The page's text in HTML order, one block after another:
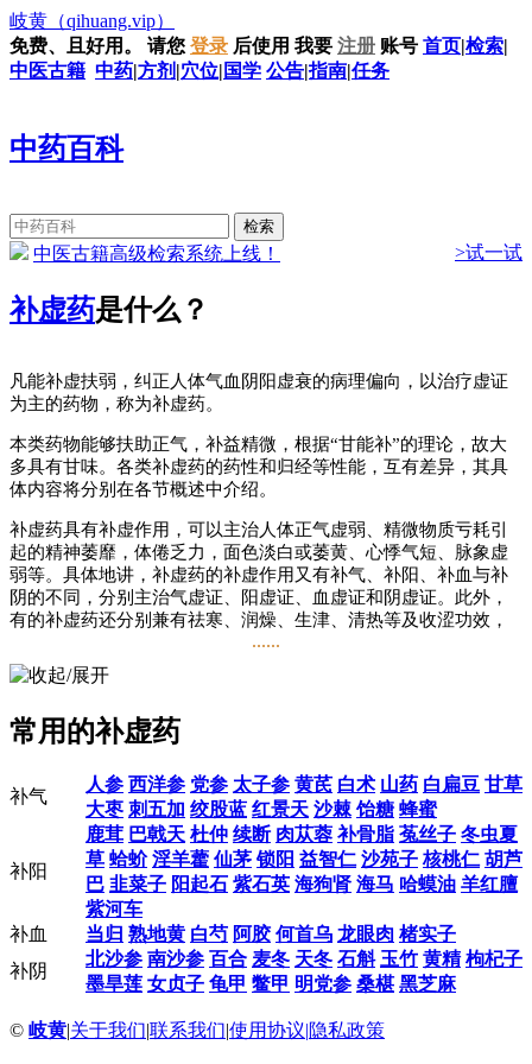
岐黄 （qihuang.vip）
免费、且好用。
请您 登录 后使用 我要 注册 账号 首页|检索|
中医古籍 中药|方剂 |穴位| 国学 公告|指南|任务
中药百科
中医古籍高级检索系统上线！ >试一试
补虚药是什么？
凡能补虚扶弱，纠正人体气血阴阳虚衰的病理偏向，以治疗虚证
为主的药物，称为补虚药。
本类药物能够扶助正气，补益精微，根据“甘能补”的理论，故大
多具有甘味。各类补虚药的药性和归经等性能，互有差异，其具
体内容将分别在各节概述中介绍。
补虚药具有补虚作用，可以主治人体正气虚弱、精微物质亏耗引
起的精神萎靡，体倦乏力，面色淡白或萎黄、心悸气短、脉象虚
弱等。具体地讲，补虚药的补虚作用又有补气、补阳、补血与补
阴的不同，分别主治气虚证、阳虚证、血虚证和阴虚证。此外，
有的补虚药还分别兼有祛寒、润燥、生津、清热等及收涩功效，
使用补虚药，首先应因证选药，必须根据气虚、阳虚、血虚与阴
用补气药，阳虚证主要选用补阳药，血虚证主要选用补血药，阴
虚证主要选用补阴药。其次，应考虑到人体气血阴阳之间，在生
理上存在相互联系，相互依存，在病理上也常常相互影响，临床
上单一的虚证并不多见。因此，需将两类或两类以上的补虚药配
伍使用。如气虚可发展为阳虚，阳虚者其气必虚，故补气药常与
补阳药同用。有形之血生于无形之气，气虚生化无力，可致血
虚；血为气之宅，血虚则气无所依，血虚亦可导致气虚，故补气
药常与补血药同用。气属阳，津液属阴。气能生津，津能载气。
气虚可影响津液的生成，而致津液不足；津液大量亏耗，亦可导
致气随津脱。热病不仅容易伤阴，而且壮火亦会食气，以致气阴
两虚，故补气药亦常与补阴药同用。津血同源，津液是血液的重
要组成部分，血亦属于阴的范畴；失血血虚可导致阴虚，阴津大
量耗损又可导致津枯血燥，血虚与阴亏并呈之证颇为常见，故补
血药常与补阴药同用。阴阳互根，无阴则阳无由生，无阳则阴无
由长，故阴或阳虚损到一定程度，可出现阴损及阳或阳损及阴的
......
常用的补虚药
补气
人参 西洋参 党参 太子参 黄芪 白术 山药 白扁豆 甘草
大枣 刺五加 绞股蓝 红景天 沙棘 饴糖 蜂蜜
补阳
鹿茸 巴戟天 杜仲 续断 肉苁蓉 补骨脂 菟丝子 冬虫夏
草 蛤蚧 淫羊藿 仙茅 锁阳 益智仁 沙苑子 核桃仁 胡芦
巴 韭菜子 阳起石 紫石英 海狗肾 海马 哈蟆油 羊红膻
紫河车
补血
当归 熟地黄 白芍 阿胶 何首乌 龙眼肉 楮实子
补阴
北沙参 南沙参 百合 麦冬 天冬 石斛 玉竹 黄精 枸杞子
墨旱莲 女贞子 龟甲 鳖甲 明党参 桑椹 黑芝麻
© 岐黄|关于我们|联系我们|使用协议|隐私政策